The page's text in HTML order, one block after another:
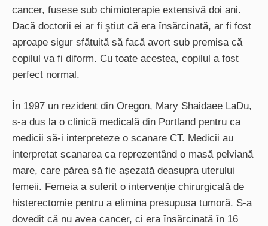
cancer, fusese sub chimioterapie extensivă doi ani.
Dacă doctorii ei ar fi ştiut că era însărcinată, ar fi fost
aproape sigur sfătuită să facă avort sub premisa că
copilul va fi diform. Cu toate acestea, copilul a fost
perfect normal.
În 1997 un rezident din Oregon, Mary Shaidaee LaDu,
s-a dus la o clinică medicală din Portland pentru ca
medicii să-i interpreteze o scanare CT. Medicii au
interpretat scanarea ca reprezentând o masă pelviană
mare, care părea să fie așezată deasupra uterului
femeii. Femeia a suferit o intervenție chirurgicală de
histerectomie pentru a elimina presupusa tumoră. S-a
dovedit că nu avea cancer, ci era însărcinată în 16